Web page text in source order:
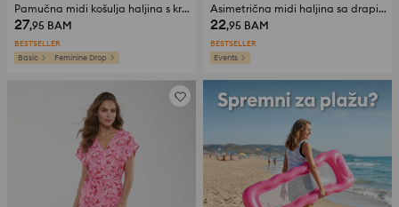
Pamučna midi košulja haljina s kratkim rukavima i remenom
27,95 BAM
BESTSELLER
Basic
Feminine Drop
Asimetrična midi haljina sa drapiranim dekolteom i naborima
22,95 BAM
BESTSELLER
Events